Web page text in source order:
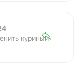
куриный